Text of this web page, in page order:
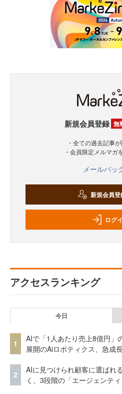
新規会員登録 無
・全ての過去記事
・会員限定メルマガ
メールバッ
新規会員
ログ
アクセスランキング
今日
1
AIで「1人あたり売上8億円」
展開のAiロボティクス、急成
2
AIに見つけられ顧客に選ばれ
く、3段階の「エージェンテ